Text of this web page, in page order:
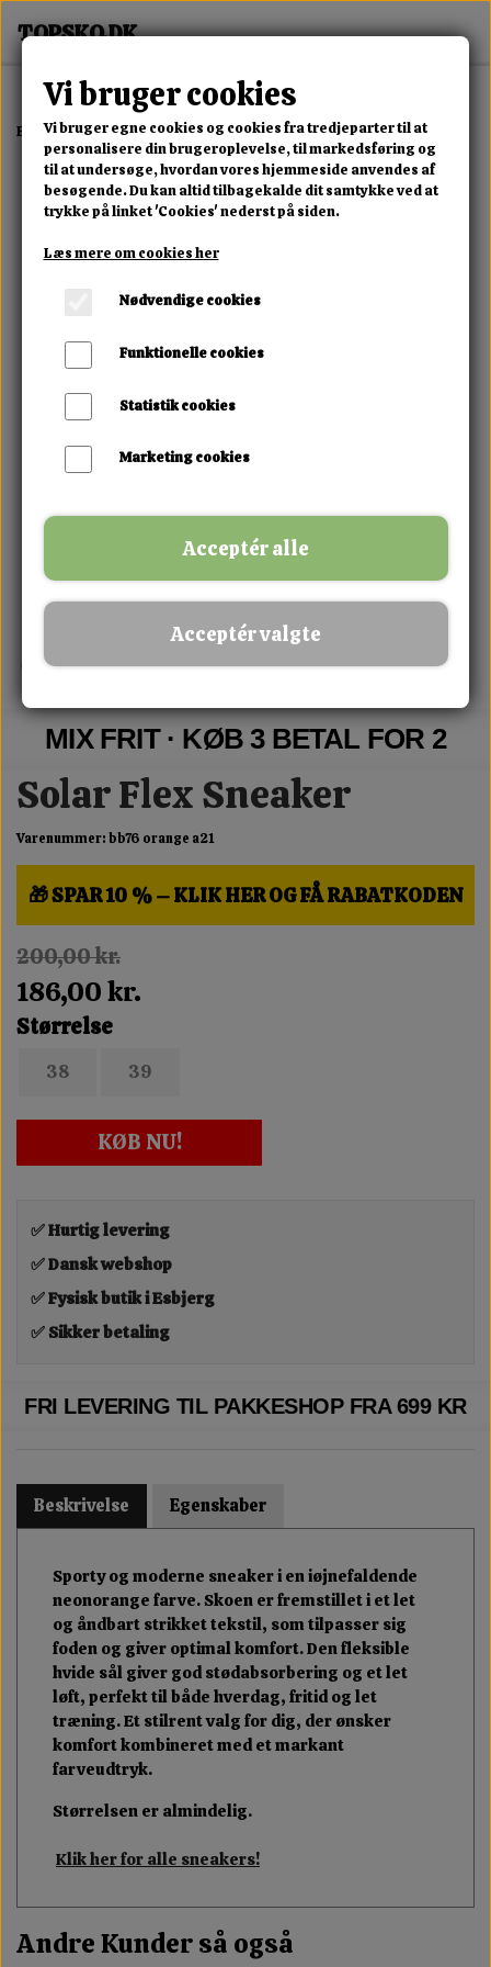
Forside Dame Alle Damesko Solar Flex Sneaker
MIX FRIT · KØB 3 BETAL FOR 2
Solar Flex Sneaker
Varenummer: bb76 orange a21
🎁 SPAR 10 % – KLIK HER OG FÅ RABATKODEN
200,00 kr.
186,00 kr.
Størrelse
38 39
KØB NU!
✅ Hurtig levering
✅ Dansk webshop
✅ Fysisk butik i Esbjerg
✅ Sikker betaling
FRI LEVERING TIL PAKKESHOP FRA 699 KR
Beskrivelse Egenskaber
Sporty og moderne sneaker i en iøjnefaldende
neonorange farve. Skoen er fremstillet i et let
og åndbart strikket tekstil, som tilpasser sig
foden og giver optimal komfort. Den fleksible
hvide sål giver god stødabsorbering og et let
løft, perfekt til både hverdag, fritid og let
træning. Et stilrent valg for dig, der ønsker
komfort kombineret med et markant
farveudtryk.
Størrelsen er almindelig.
Klik her for alle sneakers!
Andre Kunder så også
Vi bruger cookies
Vi bruger egne cookies og cookies fra tredjeparter til at
personalisere din brugeroplevelse, til markedsføring og
til at undersøge, hvordan vores hjemmeside anvendes af
besøgende. Du kan altid tilbagekalde dit samtykke ved at
trykke på linket 'Cookies' nederst på siden.
Læs mere om cookies her
Nødvendige cookies
Funktionelle cookies
Statistik cookies
Marketing cookies
Acceptér alle
Acceptér valgte